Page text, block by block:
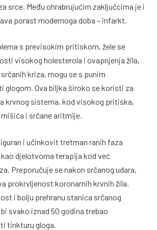
srce. Među ohrabrujućim zaključcima je i
porast modernoga doba – infarkt.
s previsokim pritiskom, žele se
visokog holesterola i ovapnjenja žila,
kriza, mogu se s punim
glogom. Ova biljka široko se koristi za
krvnog sistema, kod visokog pritiska,
i srčane aritmije.
i učinkovit tretman ranih faza
djelotvorna terapija kod već
Preporučuje se nakon srčanog udara,
prokrvljenost koronarnih krvnih žila.
i bolju prehranu stanica srčanog
svako iznad 50 godina trebao
tinkturu gloga.